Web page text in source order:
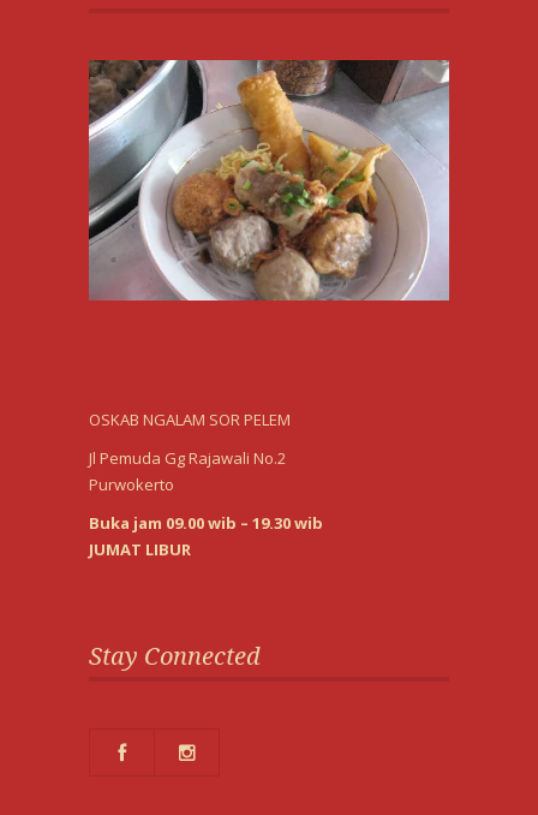
OSKAB NGALAM SOR PELEM
Jl Pemuda Gg Rajawali No.2
Purwokerto
Buka jam 09.00 wib – 19.30 wib
JUMAT LIBUR
Stay Connected